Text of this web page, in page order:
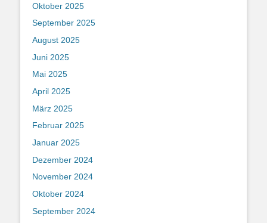
Oktober 2025
September 2025
August 2025
Juni 2025
Mai 2025
April 2025
März 2025
Februar 2025
Januar 2025
Dezember 2024
November 2024
Oktober 2024
September 2024